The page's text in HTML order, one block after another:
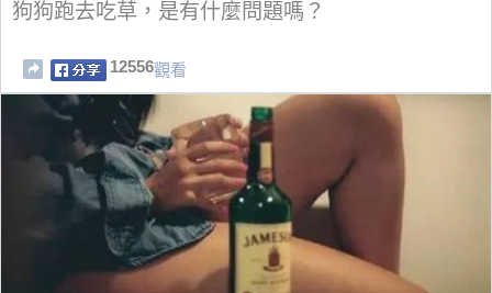
狗狗跑去吃草，是有什麼問題嗎？
12556觀看